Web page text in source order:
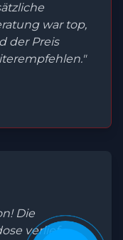
war top,
der Preis
Die
verlief